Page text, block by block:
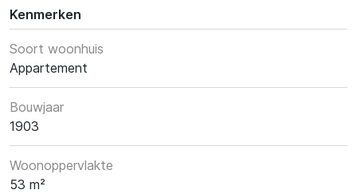
Kenmerken
Soort woonhuis
Appartement
Bouwjaar
1903
Woonoppervlakte
53 m²